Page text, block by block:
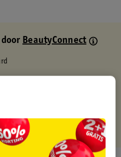
doorBeautyConnect
kaart